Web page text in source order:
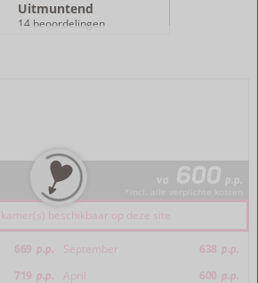
Uitmuntend
14 beoordelingen
va 600 p.p.
beschikbaar op deze site
669 p.p. September 638 p.p.
719 p.p. April 600 p.p.